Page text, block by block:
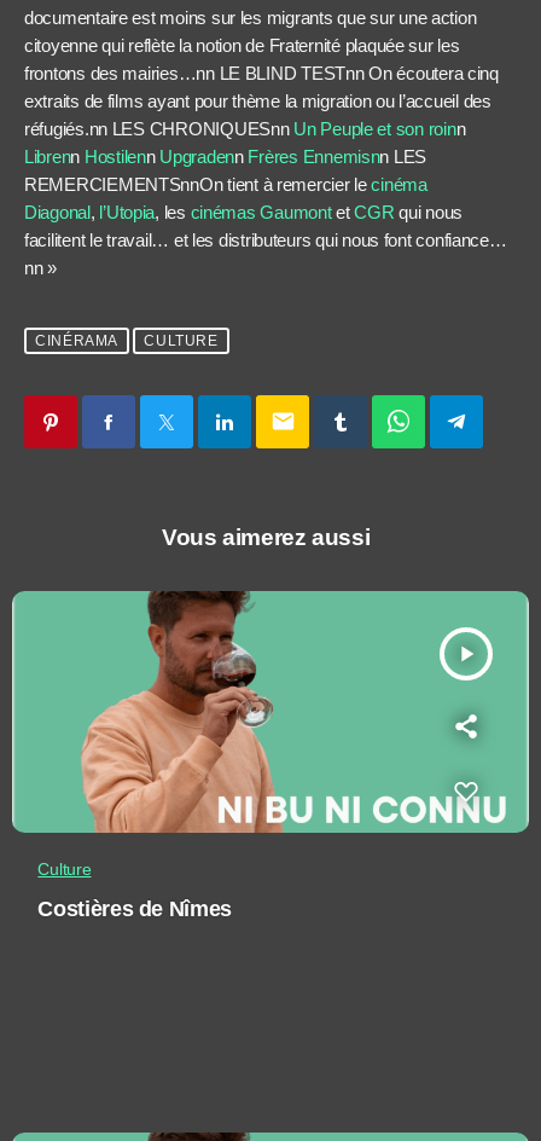
documentaire est moins sur les migrants que sur une action
citoyenne qui reflète la notion de Fraternité plaquée sur les
frontons des mairies…nn LE BLIND TESTnn On écoutera cinq
extraits de films ayant pour thème la migration ou l’accueil des
réfugiés.nn LES CHRONIQUESnn Un Peuple et son roinn
Librenn Hostilenn Upgradenn Frères Ennemisnn LES
REMERCIEMENTSnnOn tient à remercier lecinéma
Diagonal, l’Utopia, les cinémas GaumontetCGR qui nous
facilitent le travail… et les distributeurs qui nous font confiance…
nn »
CINÉRAMA CULTURE
email
Vous aimerez aussi
play_arrow
Culture
Costières de Nîmes